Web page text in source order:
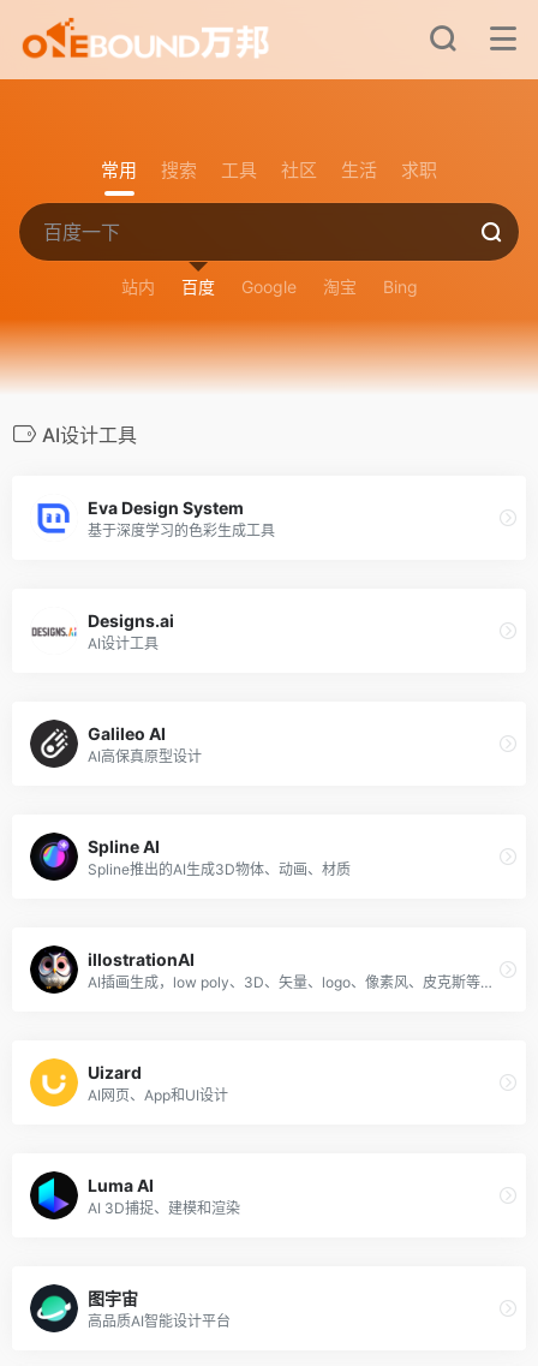
常用 搜索 工具 社区 生活 求职
站内 百度 Google 淘宝 Bing
AI设计工具
Eva Design System
基于深度学习的色彩生成工具
Designs.ai
AI设计工具
Galileo AI
AI高保真原型设计
Spline AI
Spline推出的AI生成3D物体、动画、材质
illostrationAI
AI插画生成，low poly、3D、矢量、logo、像素风、皮克斯等风格
Uizard
AI网页、App和UI设计
Luma AI
AI 3D捕捉、建模和渲染
图宇宙
高品质AI智能设计平台